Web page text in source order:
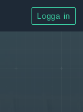
Logga in